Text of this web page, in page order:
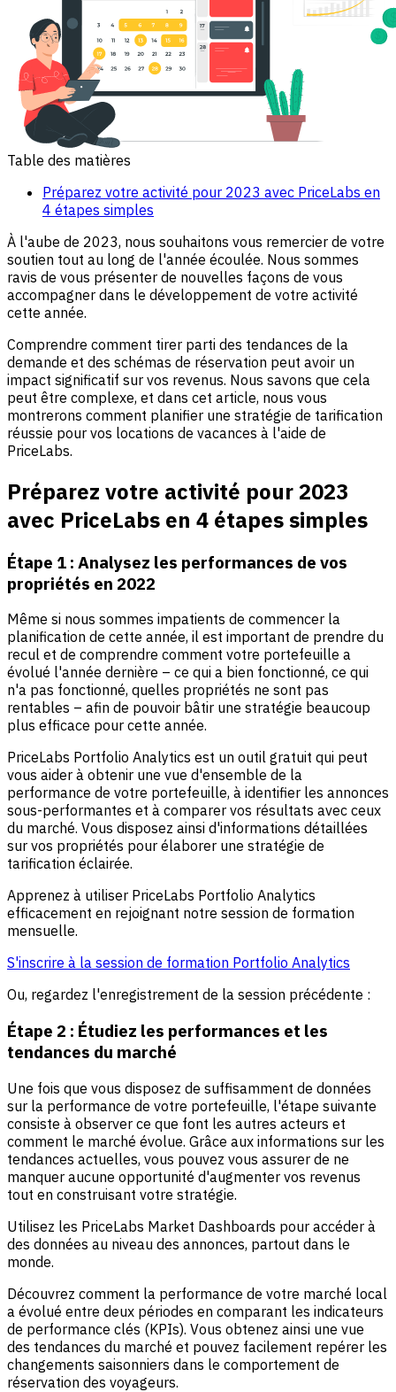
Table des matières
Préparez votre activité pour 2023 avec PriceLabs en
4 étapes simples
À l'aube de 2023, nous souhaitons vous remercier de votre
soutien tout au long de l'année écoulée. Nous sommes
ravis de vous présenter de nouvelles façons de vous
accompagner dans le développement de votre activité
cette année.
Comprendre comment tirer parti des tendances de la
demande et des schémas de réservation peut avoir un
impact significatif sur vos revenus. Nous savons que cela
peut être complexe, et dans cet article, nous vous
montrerons comment planifier une stratégie de tarification
réussie pour vos locations de vacances à l'aide de
PriceLabs.
Préparez votre activité pour 2023
avec PriceLabs en 4 étapes simples
Étape 1 : Analysez les performances de vos
propriétés en 2022
Même si nous sommes impatients de commencer la
planification de cette année, il est important de prendre du
recul et de comprendre comment votre portefeuille a
évolué l'année dernière – ce qui a bien fonctionné, ce qui
n'a pas fonctionné, quelles propriétés ne sont pas
rentables – afin de pouvoir bâtir une stratégie beaucoup
plus efficace pour cette année.
PriceLabs Portfolio Analytics est un outil gratuit qui peut
vous aider à obtenir une vue d'ensemble de la
performance de votre portefeuille, à identifier les annonces
sous-performantes et à comparer vos résultats avec ceux
du marché. Vous disposez ainsi d'informations détaillées
sur vos propriétés pour élaborer une stratégie de
tarification éclairée.
Apprenez à utiliser PriceLabs Portfolio Analytics
efficacement en rejoignant notre session de formation
mensuelle.
S'inscrire à la session de formation Portfolio Analytics
Ou, regardez l'enregistrement de la session précédente :
Étape 2 : Étudiez les performances et les
tendances du marché
Une fois que vous disposez de suffisamment de données
sur la performance de votre portefeuille, l'étape suivante
consiste à observer ce que font les autres acteurs et
comment le marché évolue. Grâce aux informations sur les
tendances actuelles, vous pouvez vous assurer de ne
manquer aucune opportunité d'augmenter vos revenus
tout en construisant votre stratégie.
Utilisez les PriceLabs Market Dashboards pour accéder à
des données au niveau des annonces, partout dans le
monde.
Découvrez comment la performance de votre marché local
a évolué entre deux périodes en comparant les indicateurs
de performance clés (KPIs). Vous obtenez ainsi une vue
des tendances du marché et pouvez facilement repérer les
changements saisonniers dans le comportement de
réservation des voyageurs.